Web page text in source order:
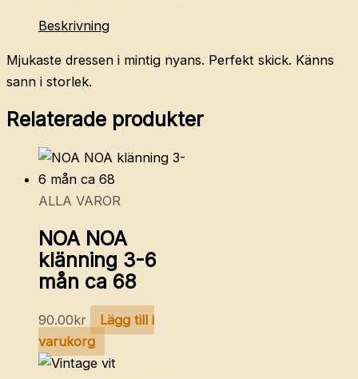
Beskrivning
Mjukaste dressen i mintig nyans. Perfekt skick. Känns
sann i storlek.
Relaterade produkter
ALLA VAROR
NOA NOA
klänning 3-6
mån ca 68
90.00kr
Lägg till i
varukorg